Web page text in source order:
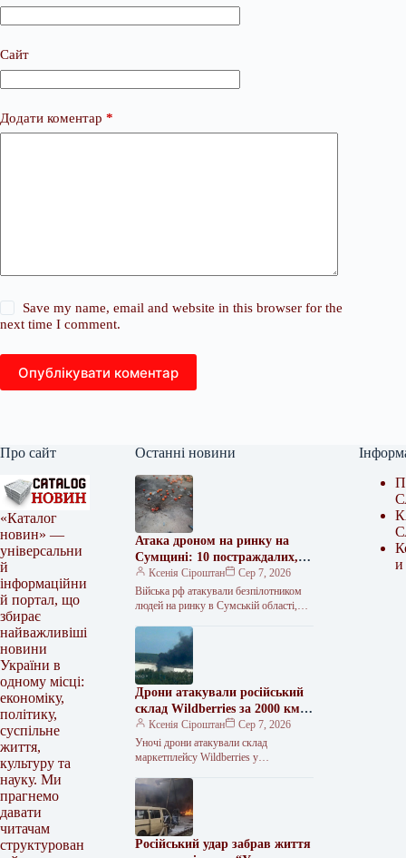
Сайт
Додати коментар *
Save my name, email and website in this browser for the
next time I comment.
Опублікувати коментар
Про сайт
«Каталог
новин» —
універсальни
й
інформаційни
й портал, що
збирає
найважливіші
новини
України в
одному місці:
економіку,
політику,
суспільне
життя,
культуру та
науку. Ми
прагнемо
давати
читачам
структурован
Останні новини
Атака дроном на ринку на
Сумщині: 10 постраждалих,
двоє у вкрай важкому стані
Ксенія Сіроштан
Сер 7, 2026
Війська рф атакували безпілотником
людей на ринку в Сумській області,
Сумах били дронами та…
Дрони атакували російський
склад Wildberries за 2000 км
від кордону
Ксенія Сіроштан
Сер 7, 2026
Уночі дрони атакували склад
маркетплейсу Wildberries у
триває пожежа, працівників
евакуювали. Про атаку повідомив
губернатор
Російський удар забрав життя
и